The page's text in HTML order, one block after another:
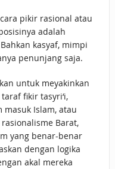
pikir rasional atau
adalah
kasyaf, mimpi
penunjang saja.
untuk meyakinkan
fikir tasyri‘i,
Islam, atau
Barat,
yang benar-benar
dengan logika
akal mereka